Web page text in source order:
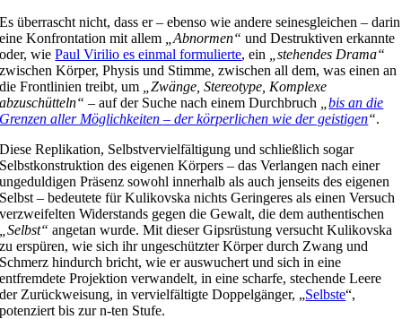
Es überrascht nicht, dass er – ebenso wie andere seinesgleichen – darin
eine Konfrontation mit allem
„Abnormen“ und Destruktiven erkannte
oder, wiePaul Virilio es einmal formulierte, ein
„stehendes Drama“
zwischen Körper, Physis und Stimme, zwischen all dem, was einen an
die Frontlinien treibt, um
„Zwänge, Stereotype, Komplexe
abzuschütteln“ – auf der Suche nach einem Durchbruch „bis an die
Grenzen aller Möglichkeiten – der körperlichen wie der geistigen“.
Diese Replikation, Selbstvervielfältigung und schließlich sogar
Selbstkonstruktion des eigenen Körpers – das Verlangen nach einer
ungeduldigen Präsenz sowohl innerhalb als auch jenseits des eigenen
Selbst – bedeutete für Kulikovska nichts Geringeres als einen Versuch
verzweifelten Widerstands gegen die Gewalt, die dem authentischen
„Selbst“ angetan wurde. Mit dieser Gipsrüstung versucht Kulikovska
zu erspüren, wie sich ihr ungeschützter Körper durch Zwang und
Schmerz hindurch bricht, wie er auswuchert und sich in eine
entfremdete Projektion verwandelt, in eine scharfe, stechende Leere
der Zurückweisung, in vervielfältigte Doppelgänger, „Selbste“,
potenziert bis zur n-ten Stufe.